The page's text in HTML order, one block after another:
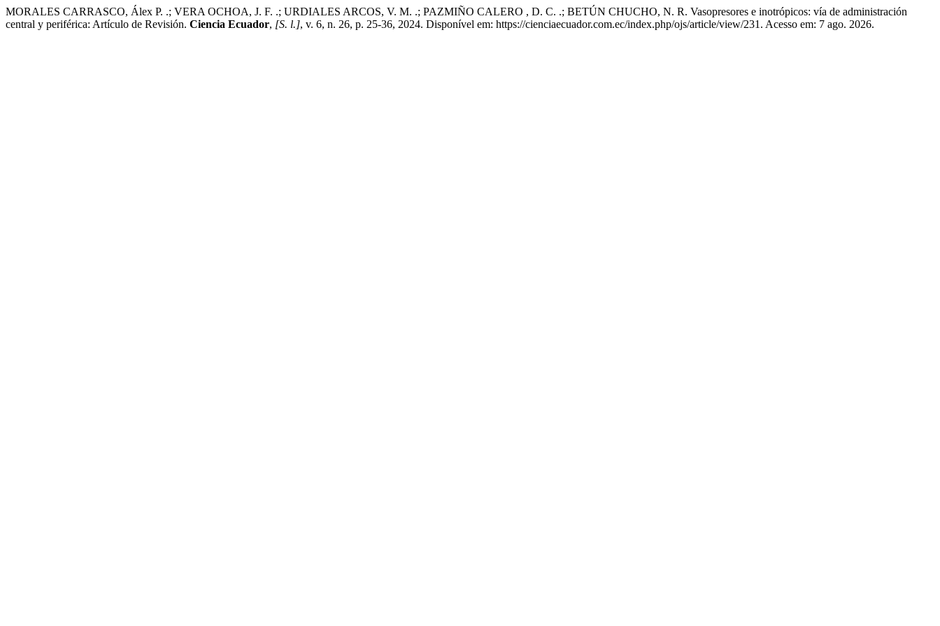
MORALES CARRASCO, Álex P. .; VERA OCHOA, J. F. .; URDIALES ARCOS, V. M. .; PAZMIÑO CALERO , D. C. .; BETÚN CHUCHO, N. R. Vasopresores e inotrópicos: vía de administración
central y periférica: Artículo de Revisión. Ciencia Ecuador, [S. l.], v. 6, n. 26, p. 25-36, 2024. Disponível em: https://cienciaecuador.com.ec/index.php/ojs/article/view/231. Acesso em: 7 ago. 2026.